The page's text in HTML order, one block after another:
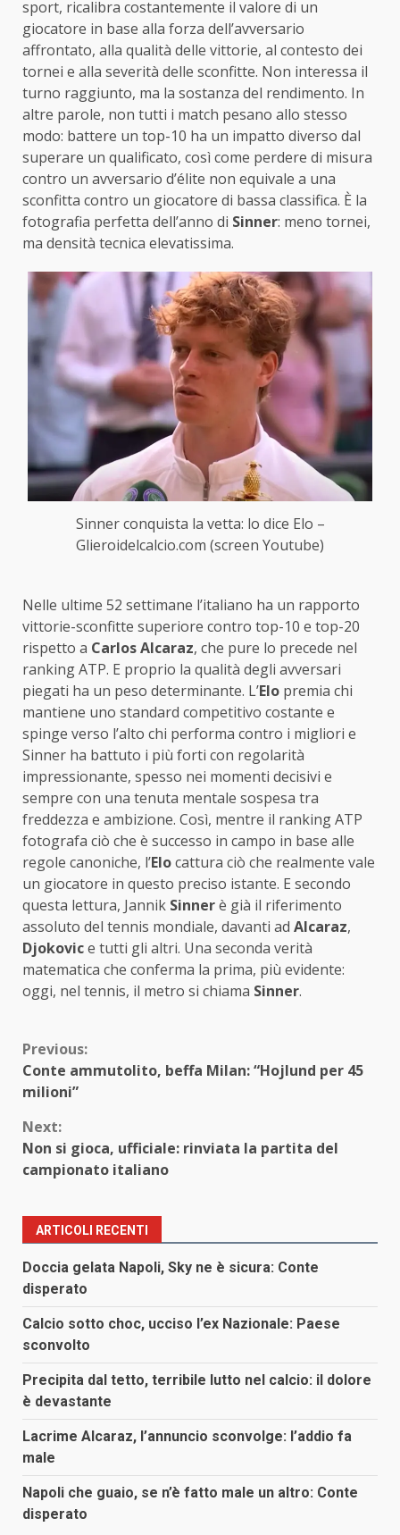
sport, ricalibra costantemente il valore di un
giocatore in base alla forza dell’avversario
affrontato, alla qualità delle vittorie, al contesto dei
tornei e alla severità delle sconfitte. Non interessa il
turno raggiunto, ma la sostanza del rendimento. In
altre parole, non tutti i match pesano allo stesso
modo: battere un top-10 ha un impatto diverso dal
superare un qualificato, così come perdere di misura
contro un avversario d’élite non equivale a una
sconfitta contro un giocatore di bassa classifica. È la
fotografia perfetta dell’anno di Sinner: meno tornei,
ma densità tecnica elevatissima.
Sinner conquista la vetta: lo dice Elo –
Glieroidelcalcio.com (screen Youtube)
Nelle ultime 52 settimane l’italiano ha un rapporto
vittorie-sconfitte superiore contro top-10 e top-20
rispetto a Carlos Alcaraz, che pure lo precede nel
ranking ATP. E proprio la qualità degli avversari
piegati ha un peso determinante. L’Elo premia chi
mantiene uno standard competitivo costante e
spinge verso l’alto chi performa contro i migliori e
Sinner ha battuto i più forti con regolarità
impressionante, spesso nei momenti decisivi e
sempre con una tenuta mentale sospesa tra
freddezza e ambizione. Così, mentre il ranking ATP
fotografa ciò che è successo in campo in base alle
regole canoniche, l’Elocattura ciò che realmente vale
un giocatore in questo preciso istante. E secondo
questa lettura, Jannik Sinnerè già il riferimento
assoluto del tennis mondiale, davanti ad Alcaraz,
Djokovice tutti gli altri. Una seconda verità
matematica che conferma la prima, più evidente:
oggi, nel tennis, il metro si chiama Sinner.
Continue
Reading
Previous:
Conte ammutolito, beffa Milan: “Hojlund per 45
milioni”
Next:
Non si gioca, ufficiale: rinviata la partita del
campionato italiano
ARTICOLI RECENTI
Doccia gelata Napoli, Sky ne è sicura: Conte
disperato
Calcio sotto choc, ucciso l’ex Nazionale: Paese
sconvolto
Precipita dal tetto, terribile lutto nel calcio: il dolore
è devastante
Lacrime Alcaraz, l’annuncio sconvolge: l’addio fa
male
Napoli che guaio, se n’è fatto male un altro: Conte
disperato